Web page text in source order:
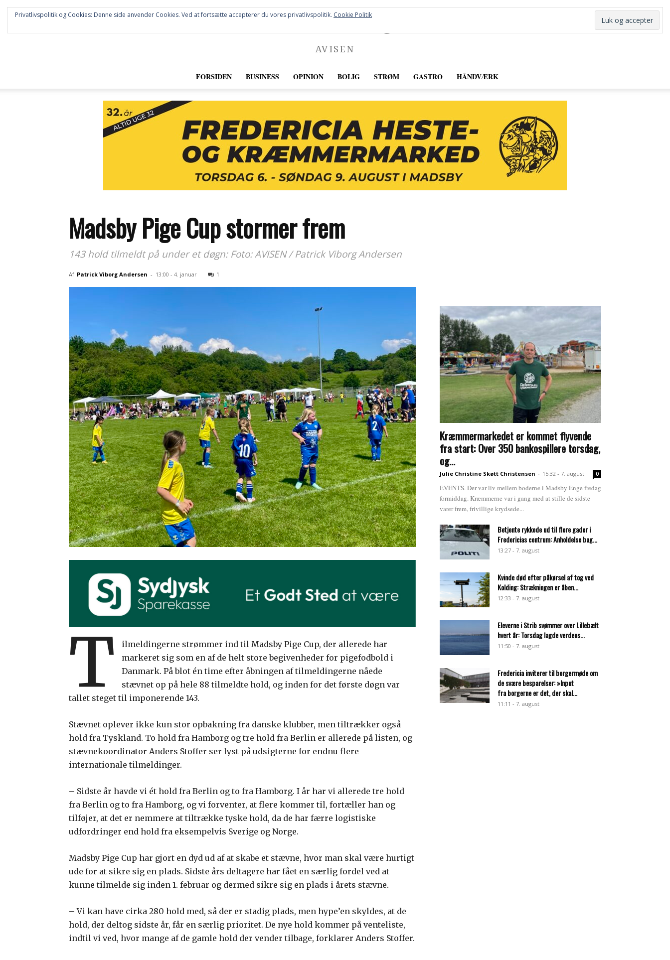
FREDERICIA
AVISEN
FORSIDEN BUSINESS OPINION BOLIG STRØM GASTRO HÅNDVÆRK
Madsby Pige Cup stormer frem
143 hold tilmeldt på under et døgn: Foto: AVISEN / Patrick Viborg Andersen
Af Patrick Viborg Andersen - 13:00 - 4. januar 1
T
ilmeldingerne strømmer ind til Madsby Pige Cup, der allerede har
markeret sig som en af de helt store begivenheder for pigefodbold i
Danmark. På blot én time efter åbningen af tilmeldingerne nåede
stævnet op på hele 88 tilmeldte hold, og inden for det første døgn var
tallet steget til imponerende 143.
Stævnet oplever ikke kun stor opbakning fra danske klubber, men tiltrækker også
hold fra Tyskland. To hold fra Hamborg og tre hold fra Berlin er allerede på listen, og
stævnekoordinator Anders Stoffer ser lyst på udsigterne for endnu flere
internationale tilmeldinger.
– Sidste år havde vi ét hold fra Berlin og to fra Hamborg. I år har vi allerede tre hold
fra Berlin og to fra Hamborg, og vi forventer, at flere kommer til, fortæller han og
tilføjer, at det er nemmere at tiltrække tyske hold, da de har færre logistiske
udfordringer end hold fra eksempelvis Sverige og Norge.
Madsby Pige Cup har gjort en dyd ud af at skabe et stævne, hvor man skal være hurtigt
ude for at sikre sig en plads. Sidste års deltagere har fået en særlig fordel ved at
kunne tilmelde sig inden 1. februar og dermed sikre sig en plads i årets stævne.
– Vi kan have cirka 280 hold med, så der er stadig plads, men hype’en skyldes, at de
hold, der deltog sidste år, får en særlig prioritet. De nye hold kommer på venteliste,
indtil vi ved, hvor mange af de gamle hold der vender tilbage, forklarer Anders Stoffer.
Kræmmermarkedet er kommet flyvende
fra start: Over 350 bankospillere torsdag,
og...
Julie Christine Skøtt Christensen - 15:32 - 7. august 0
EVENTS. Der var liv mellem boderne i Madsby Enge fredag
formiddag. Kræmmerne var i gang med at stille de sidste
varer frem, frivillige krydsede...
Betjente rykkede ud til flere gader i
Fredericias centrum: Anholdelse bag...
13:27 - 7. august
Kvinde død efter påkørsel af tog ved
Kolding: Strækningen er åben...
12:33 - 7. august
Eleverne i Strib svømmer over Lillebælt
hvert år: Torsdag lagde verdens...
11:50 - 7. august
Fredericia inviterer til borgermøde om
de svære besparelser: »Input
fra borgerne er det, der skal...
11:11 - 7. august
Privatlivspolitik og Cookies: Denne side anvender Cookies. Ved at fortsætte accepterer du vores privatlivspolitik. Cookie Politik